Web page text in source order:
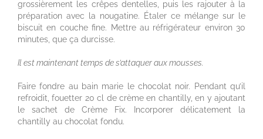
grossièrement les crêpes dentelles, puis les rajouter à la
préparation avec la nougatine. Étaler ce mélange sur le
biscuit en couche fine. Mettre au réfrigérateur environ 30
minutes, que ça durcisse.
Il est maintenant temps de s’attaquer aux mousses.
Faire fondre au bain marie le chocolat noir. Pendant qu’il
refroidit, fouetter 20 cl de crème en chantilly, en y ajoutant
le sachet de Crème Fix. Incorporer délicatement la
chantilly au chocolat fondu.